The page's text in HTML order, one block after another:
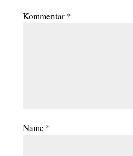
Kommentar *
Name *